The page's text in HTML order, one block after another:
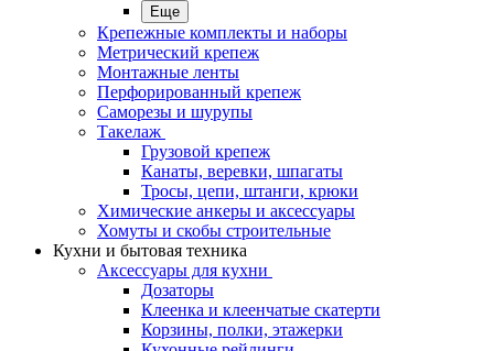
Еще
Крепежные комплекты и наборы
Метрический крепеж
Монтажные ленты
Перфорированный крепеж
Саморезы и шурупы
Такелаж
Грузовой крепеж
Канаты, веревки, шпагаты
Тросы, цепи, штанги, крюки
Химические анкеры и аксессуары
Хомуты и скобы строительные
Кухни и бытовая техника
Аксессуары для кухни
Дозаторы
Клеенка и клеенчатые скатерти
Корзины, полки, этажерки